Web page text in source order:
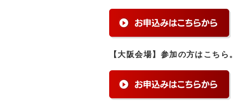
【大阪会場】参加の方はこちら。